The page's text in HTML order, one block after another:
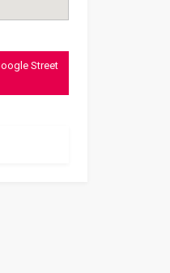
Street